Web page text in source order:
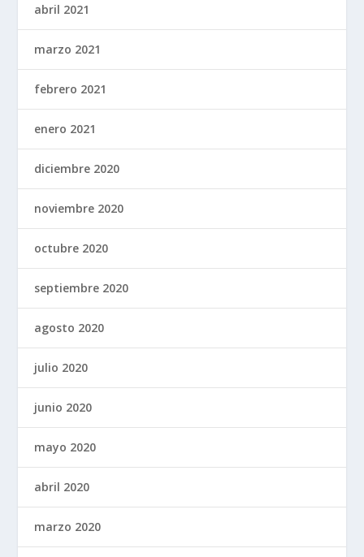
abril 2021
marzo 2021
febrero 2021
enero 2021
diciembre 2020
noviembre 2020
octubre 2020
septiembre 2020
agosto 2020
julio 2020
junio 2020
mayo 2020
abril 2020
marzo 2020